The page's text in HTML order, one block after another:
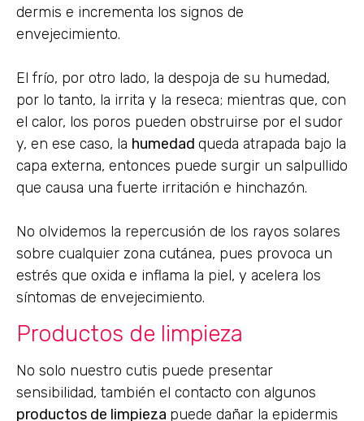
dermis e incrementa los signos de
envejecimiento.
El frío, por otro lado, la despoja de su humedad,
por lo tanto, la irrita y la reseca; mientras que, con
el calor, los poros pueden obstruirse por el sudor
y, en ese caso, la humedad queda atrapada bajo la
capa externa, entonces puede surgir un salpullido
que causa una fuerte irritación e hinchazón.
No olvidemos la repercusión de los rayos solares
sobre cualquier zona cutánea, pues provoca un
estrés que oxida e inflama la piel, y acelera los
síntomas de envejecimiento.
Productos de limpieza
No solo nuestro cutis puede presentar
sensibilidad, también el contacto con algunos
productos de limpieza puede dañar la epidermis